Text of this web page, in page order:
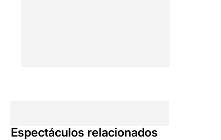
Espectáculos relacionados